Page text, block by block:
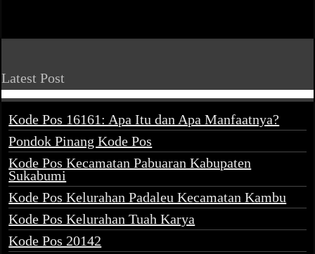
Latest Post
Kode Pos 16161: Apa Itu dan Apa Manfaatnya?
Pondok Pinang Kode Pos
Kode Pos Kecamatan Pabuaran Kabupaten
Sukabumi
Kode Pos Kelurahan Padaleu Kecamatan Kambu
Kode Pos Kelurahan Tuah Karya
Kode Pos 20142